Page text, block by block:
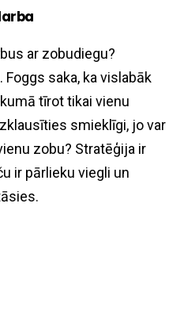
ar zobudiegu?
saka, ka vislabāk
tīrot tikai vienu
smieklīgi, jo var
zobu? Stratēģija ir
ir pārlieku viegli un